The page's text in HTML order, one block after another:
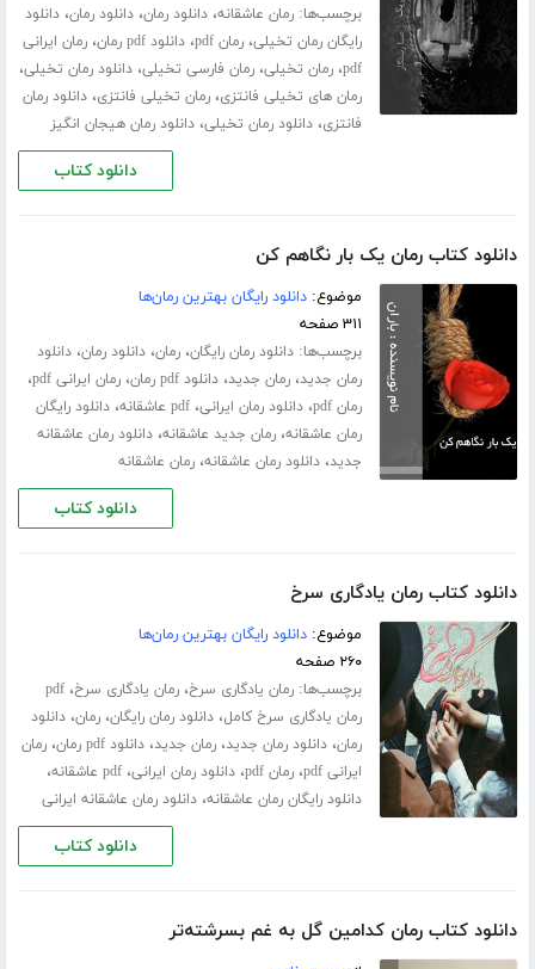
برچسب‌ها:رمان عاشقانه،دانلود رمان،دانلود رمان،دانلود
رایگان رمان تخیلی،رمان pdf ،دانلود pdf رمان ،رمان ایرانی
pdf،رمان تخیلی،رمان فارسی تخیلی،دانلود رمان تخیلی،
رمان های تخیلی فانتزی،رمان تخیلی فانتزی،دانلود رمان
فانتزی،دانلود رمان تخیلی،دانلود رمان هیجان انگیز
دانلود کتاب
دانلود کتاب رمان یک بار نگاهم کن
موضوع:دانلود رایگان بهترین رمان‌ها
۳۱۱ صفحه
برچسب‌ها:دانلود رمان رایگان،رمان،دانلود رمان،دانلود
رمان جدید،رمان جدید،دانلود pdf رمان ،رمان ایرانی pdf ،
رمان pdf ،دانلود رمان ایرانی،pdf عاشقانه ،دانلود رایگان
رمان عاشقانه،رمان جدید عاشقانه،دانلود رمان عاشقانه
جدید،دانلود رمان عاشقانه،رمان عاشقانه
دانلود کتاب
دانلود کتاب رمان یادگاری سرخ
موضوع:دانلود رایگان بهترین رمان‌ها
۲۶۰ صفحه
برچسب‌ها:رمان یادگاری سرخ،رمان یادگاری سرخ،pdf
رمان یادگاری سرخ کامل،دانلود رمان رایگان،رمان،دانلود
رمان،دانلود رمان جدید،رمان جدید،دانلود pdf رمان ،رمان
ایرانی pdf
،رمان pdf ،دانلود رمان ایرانی،pdf عاشقانه ،
دانلود رایگان رمان عاشقانه،دانلود رمان عاشقانه ایرانی
دانلود کتاب
دانلود کتاب رمان کدامین گل به غم بسرشته‌تر